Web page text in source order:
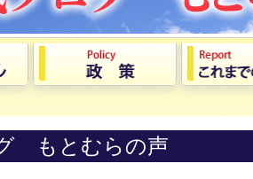
もとむらの声